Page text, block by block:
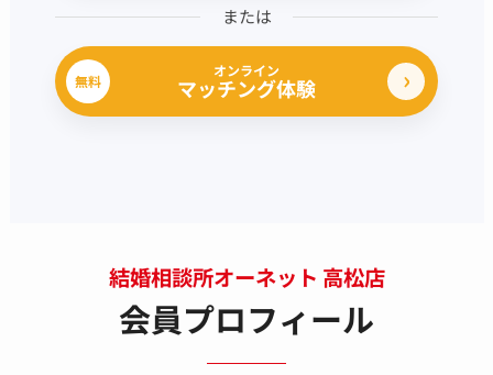
または
無料
オンライン
マッチング体験
結婚相談所オーネット 高松店
会員プロフィール